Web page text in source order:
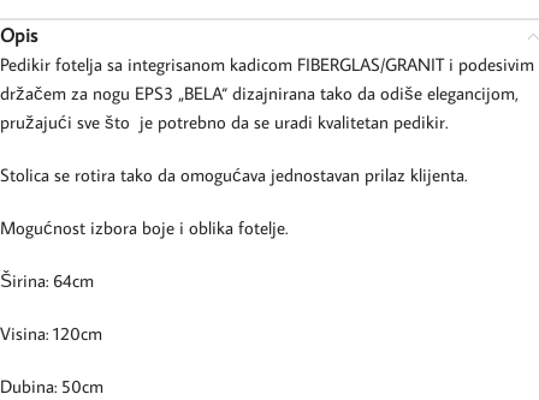
Opis
Pedikir fotelja sa integrisanom kadicom FIBERGLAS/GRANIT i podesivim
držačem za nogu EPS3 „BELA“ dizajnirana tako da odiše elegancijom,
pružajući sve što je potrebno da se uradi kvalitetan pedikir.
Stolica se rotira tako da omogućava jednostavan prilaz klijenta.
Mogućnost izbora boje i oblika fotelje.
Širina: 64cm
Visina: 120cm
Dubina: 50cm